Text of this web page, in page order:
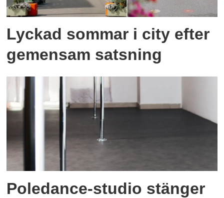
Lyckad sommar i city efter
gemensam satsning
Poledance-studio stänger